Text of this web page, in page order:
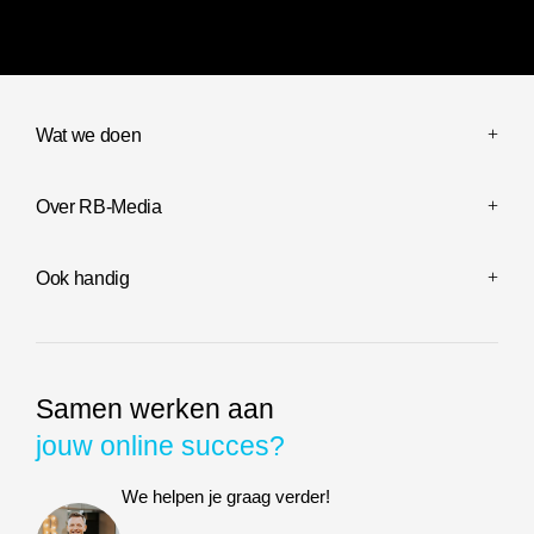
Samen werken aan
jouw online succes?
We helpen je graag verder!
Wat we doen
Over RB-Media
Ook handig